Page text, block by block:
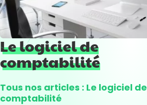
Le logiciel de
comptabilité
Tous nos articles : Le logiciel de
comptabilité